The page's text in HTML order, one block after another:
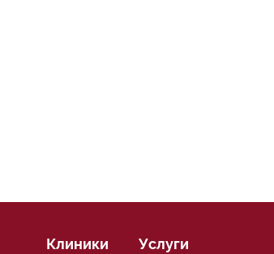
Клиники
Услуги